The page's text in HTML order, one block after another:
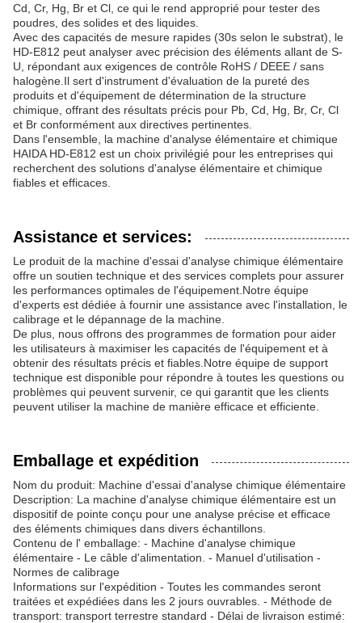
Cd, Cr, Hg, Br et Cl, ce qui le rend approprié pour tester des
poudres, des solides et des liquides.
Avec des capacités de mesure rapides (30s selon le substrat), le
HD-E812 peut analyser avec précision des éléments allant de S-
U, répondant aux exigences de contrôle RoHS / DEEE / sans
halogène.Il sert d'instrument d'évaluation de la pureté des
produits et d'équipement de détermination de la structure
chimique, offrant des résultats précis pour Pb, Cd, Hg, Br, Cr, Cl
et Br conformément aux directives pertinentes.
Dans l'ensemble, la machine d'analyse élémentaire et chimique
HAIDA HD-E812 est un choix privilégié pour les entreprises qui
recherchent des solutions d'analyse élémentaire et chimique
fiables et efficaces.
Assistance et services:
Le produit de la machine d'essai d'analyse chimique élémentaire
offre un soutien technique et des services complets pour assurer
les performances optimales de l'équipement.Notre équipe
d'experts est dédiée à fournir une assistance avec l'installation, le
calibrage et le dépannage de la machine.
De plus, nous offrons des programmes de formation pour aider
les utilisateurs à maximiser les capacités de l'équipement et à
obtenir des résultats précis et fiables.Notre équipe de support
technique est disponible pour répondre à toutes les questions ou
problèmes qui peuvent survenir, ce qui garantit que les clients
peuvent utiliser la machine de manière efficace et efficiente.
Emballage et expédition
Nom du produit: Machine d'essai d'analyse chimique élémentaire
Description: La machine d'analyse chimique élémentaire est un
dispositif de pointe conçu pour une analyse précise et efficace
des éléments chimiques dans divers échantillons.
Contenu de l' emballage: - Machine d'analyse chimique
élémentaire - Le câble d'alimentation. - Manuel d'utilisation -
Normes de calibrage
Informations sur l'expédition - Toutes les commandes seront
traitées et expédiées dans les 2 jours ouvrables. - Méthode de
transport: transport terrestre standard - Délai de livraison estimé: